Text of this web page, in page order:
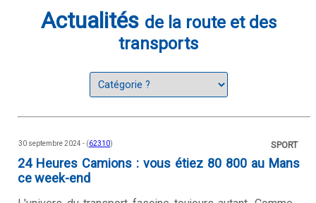
Actualités de la route et des
transports
30 septembre 2024 - (62310) SPORT
24 Heures Camions : vous étiez 80 800 au Mans
ce week-end